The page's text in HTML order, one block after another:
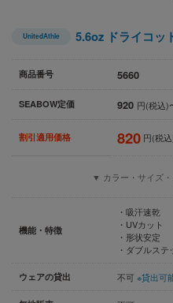
UnitedAthle 5.6oz ドライコッ
商品番号 5660
SEABOW定価 920 円(税込)
割引適用価格 820 円(税
▼ カラー・サイズ
機能・特徴
・吸汗速乾
・UVカット
・形状安定
・ダブルス
ウェアの貸出 不可 ※貸出可